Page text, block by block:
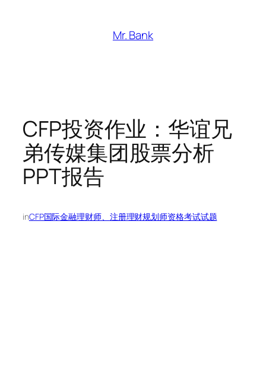
Mr. Bank
CFP投资作业：华谊兄
弟传媒集团股票分析
PPT报告
inCFP国际金融理财师、注册理财规划师资格考试试题